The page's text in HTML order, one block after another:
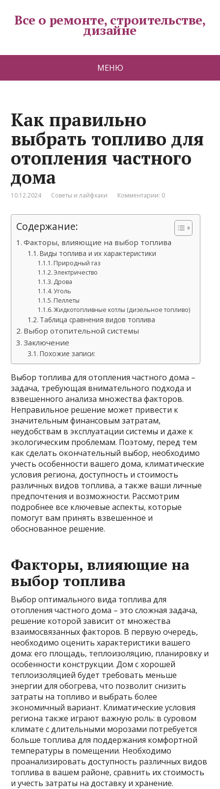
Все о ремонте, строительстве,
дизайне
МЕНЮ
Как правильно
выбрать топливо для
отопления частного
дома
10.12.2024 Советы и лайфхаки Комментарии: 0
Содержание:
Факторы, влияющие на выбор топлива
Виды топлива и их характеристики
Природный газ
Электричество
Дрова
Уголь
Пеллеты
Жидкотопливные котлы (дизельное топливо)
Таблица сравнения видов топлива
Выбор отопительной системы
Заключение
Похожие записи:
Выбор топлива для отопления частного дома –
задача, требующая внимательного подхода и
взвешенного анализа множества факторов.
Неправильное решение может привести к
значительным финансовым затратам,
неудобствам в эксплуатации системы и даже к
экологическим проблемам. Поэтому, перед тем
как сделать окончательный выбор, необходимо
учесть особенности вашего дома, климатические
условия региона, доступность и стоимость
различных видов топлива, а также ваши личные
предпочтения и возможности. Рассмотрим
подробнее все ключевые аспекты, которые
помогут вам принять взвешенное и
обоснованное решение.
Факторы, влияющие на
выбор топлива
Выбор оптимального вида топлива для
отопления частного дома – это сложная задача,
решение которой зависит от множества
взаимосвязанных факторов. В первую очередь,
необходимо оценить характеристики вашего
дома: его площадь, теплоизоляцию, планировку и
особенности конструкции. Дом с хорошей
теплоизоляцией будет требовать меньше
энергии для обогрева, что позволит снизить
затраты на топливо и выбрать более
экономичный вариант. Климатические условия
региона также играют важную роль: в суровом
климате с длительными морозами потребуется
больше топлива для поддержания комфортной
температуры в помещении. Необходимо
проанализировать доступность различных видов
топлива в вашем районе, сравнить их стоимость
и учесть затраты на доставку и хранение.